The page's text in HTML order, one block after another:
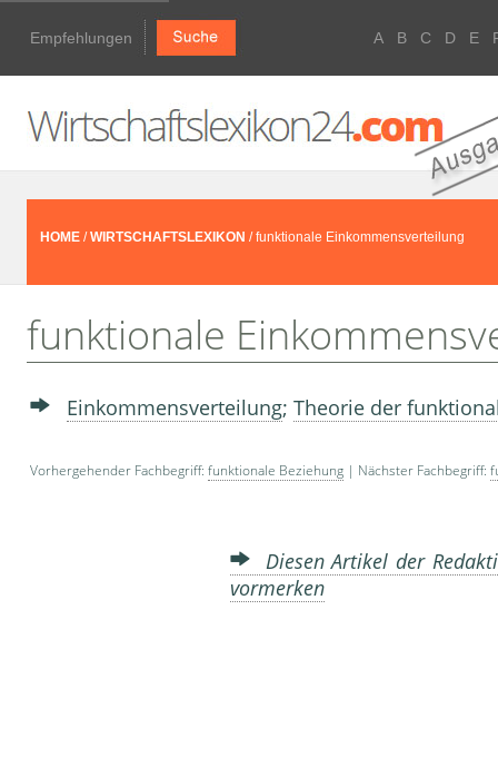
Empfehlungen A B C D E
HOME /WIRTSCHAFTSLEXIKON / funktionale Einkommensverteilung
funktionale
Einkommensverteilung; Theorie der
Vorhergehender Fachbegriff: funktionale Beziehung | Nächster Fachbegriff:
Diesen Artikel der
vormerken